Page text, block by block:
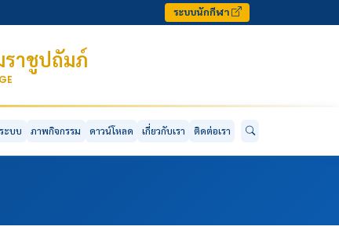
ระบบนักกีฬา
าชูปถัมภ์
ะบบ ภาพกิจกรรม ดาวน์โหลด เกี่ยวกับเรา ติดต่อเรา